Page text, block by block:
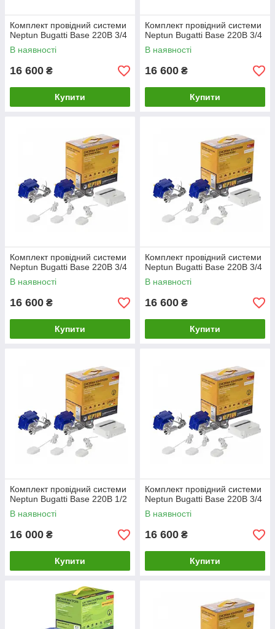
Комплект провідний системи
Neptun Bugatti Base 220B 3/4
В наявності
16 600 ₴
Купити
Комплект провідний системи
Neptun Bugatti Base 220B 3/4
В наявності
16 600 ₴
Купити
Комплект провідний системи
Neptun Bugatti Base 220B 3/4
В наявності
16 600 ₴
Купити
Комплект провідний системи
Neptun Bugatti Base 220B 3/4
В наявності
16 600 ₴
Купити
Комплект провідний системи
Neptun Bugatti Base 220B 1/2
В наявності
16 000 ₴
Купити
Комплект провідний системи
Neptun Bugatti Base 220B 3/4
В наявності
16 600 ₴
Купити